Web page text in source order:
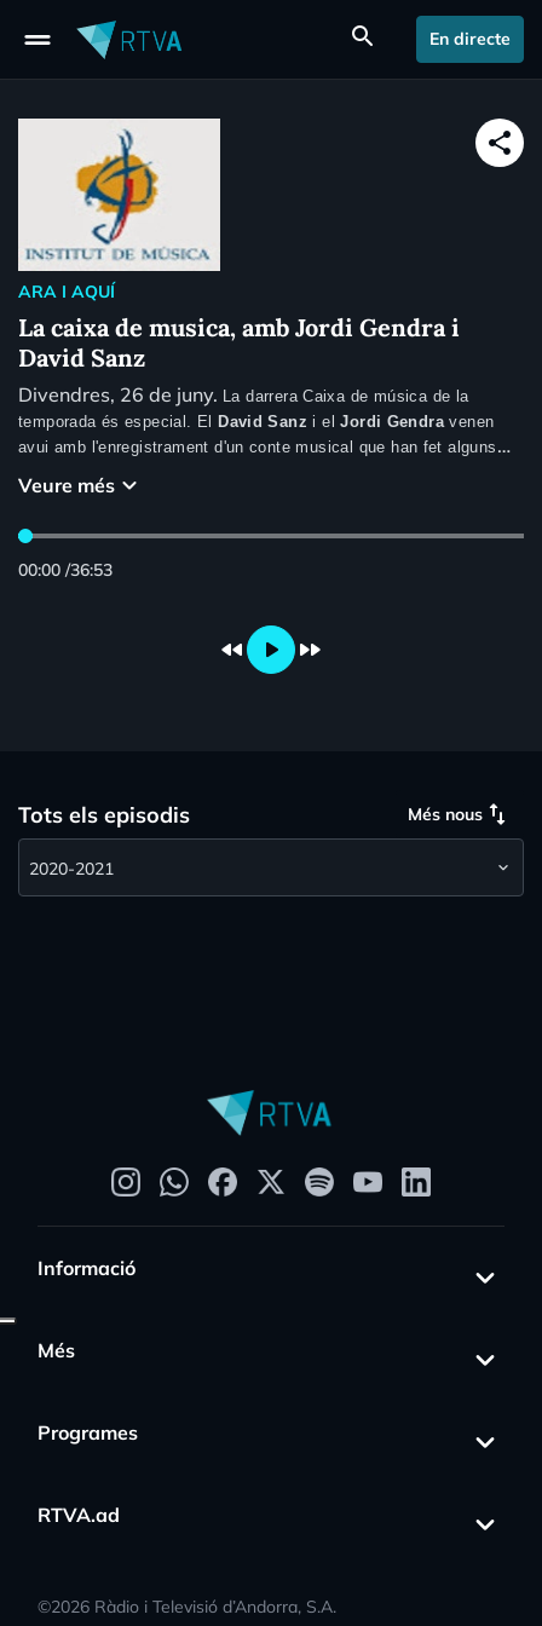
drag_handle search En directe
share
ARA I AQUÍ
La caixa de musica, amb Jordi Gendra i
David Sanz
Divendres, 26 de juny. La darrera Caixa de música de la
temporada és especial. El
David Sanz i elJordi Gendravenen
avui amb l'enregistrament d'un conte musical que han fet alguns
dels alumnes de l'Institut de música d'Andorra la Vella, dins la
setmana cultural de l'ens.
Veure més keyboard_arrow_down
00:00 /36:53
fast_rewind play_arrow fast_forward
Tots els episodis Més nous swap_vert
Informació
Més
Programes
RTVA.ad
©2026 Ràdio i Televisió d’Andorra, S.A.